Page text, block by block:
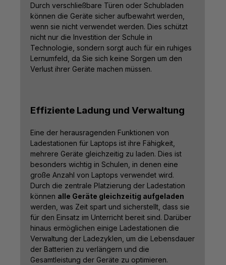
Durch verschließbare Türen oder Schubladen
können die Geräte sicher aufbewahrt werden,
wenn sie nicht verwendet werden. Dies schützt
nicht nur die Investition der Schule in
Technologie, sondern sorgt auch für ein ruhiges
Lernumfeld, da Sie sich keine Sorgen um den
Verlust ihrer Geräte machen müssen.
Effiziente Ladung und Verwaltung
Eine der herausragenden Funktionen von
Ladestationen für Laptops ist ihre Fähigkeit,
mehrere Geräte gleichzeitig zu laden. Dies ist
besonders wichtig in Schulen, in denen eine
große Anzahl von Laptops verwendet wird.
Durch die zentrale Platzierung der Ladestation
können alle Geräte gleichzeitig aufgeladen
werden, was Zeit spart und sicherstellt, dass sie
für den Einsatz im Unterricht bereit sind. Darüber
hinaus ermöglichen einige Ladestationen die
Verwaltung der Ladezyklen, um die Lebensdauer
der Batterien zu verlängern und die
Gesamtleistung der Geräte zu optimieren.